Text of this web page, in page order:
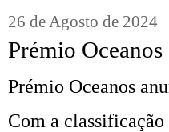
26 de Agosto de 2024
Prémio Oceanos
Prémio Oceanos
Com a